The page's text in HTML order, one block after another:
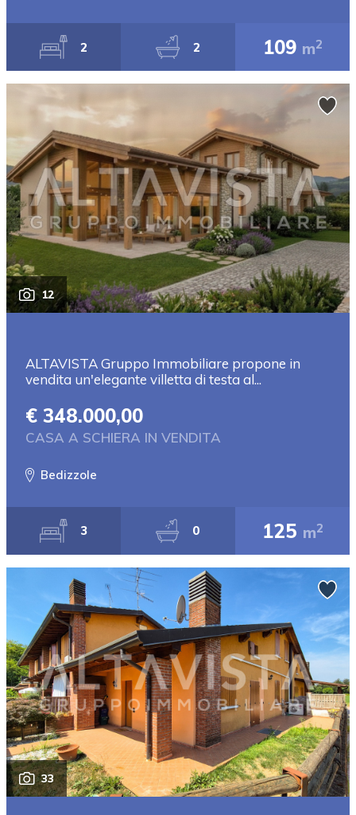
2 2 109 m2
12
ALTAVISTA Gruppo Immobiliare propone in
vendita un'elegante villetta di testa al...
€ 348.000,00
CASA A SCHIERA IN VENDITA
Bedizzole
3 0 125 m2
33